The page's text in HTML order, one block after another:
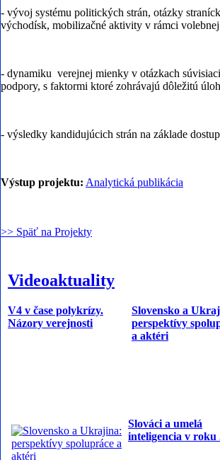
- vývoj systému politických strán, otázky
východísk, mobilizačné aktivity v rámci
- dynamiku verejnej mienky v otázkach
podpory, s faktormi ktoré zohrávajú dôležitú
- výsledky kandidujúcich strán na základe
Výstup projektu: Analytická publikácia
>> Späť na Projekty
Videoaktuality
V4 v čase polykrízy.
Názory verejnosti
Slovensko a
perspektívy
a aktéri
Slováci a umelá
inteligencia v roku